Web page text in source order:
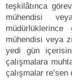
teşkilâtınca
mühendisi
mühendisi veya
yedi gün
çalışmalara
çalışmalar